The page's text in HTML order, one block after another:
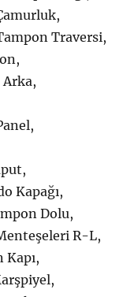
Traversi,
Arka,
Kapağı,
Dolu,
R-L,
Kapı,